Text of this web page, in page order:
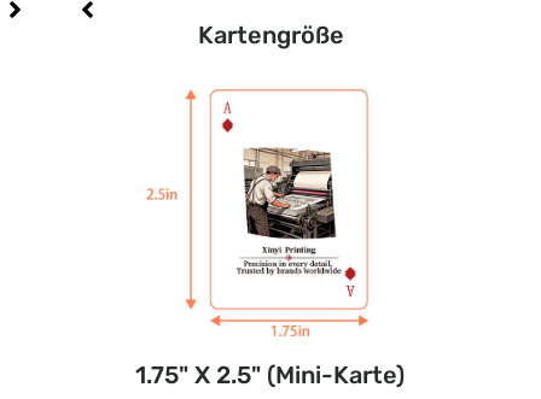
Kartengröße
1.75" X 2.5" (Mini-Karte)